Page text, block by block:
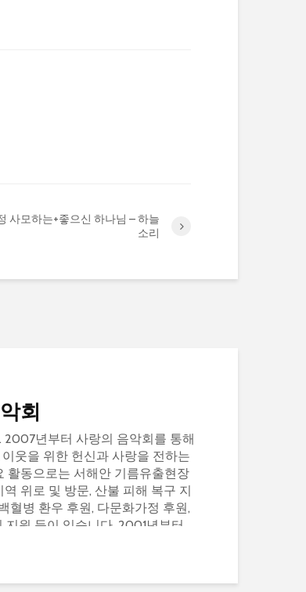
사모하는+좋으신 하나님 – 하늘
소리
회
년부터 사랑의 음악회를 통해
웃을 위한 헌신과 사랑을 전하는
활동으로는 서해안 기름유출현장
위로 및 방문, 산불 피해 복구 지
혈병 환우 후원, 다문화가정 후원,
지원 등이 있습니다. 2001년부터